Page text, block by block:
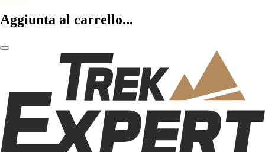
Aggiunta al carrello...